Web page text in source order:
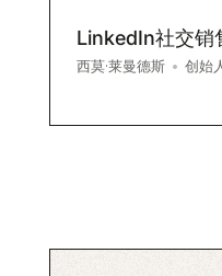
LinkedIn社交销
西莫·莱曼德斯 • 创始